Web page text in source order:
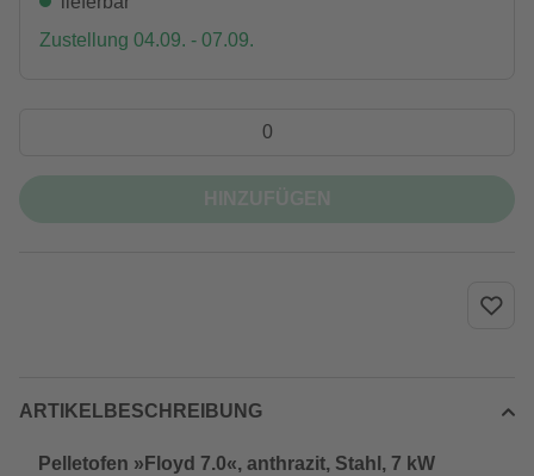
Zustellung 04.09. - 07.09.
ARTIKELBESCHREIBUNG
Pelletofen »Floyd 7.0«, anthrazit, Stahl, 7 kW